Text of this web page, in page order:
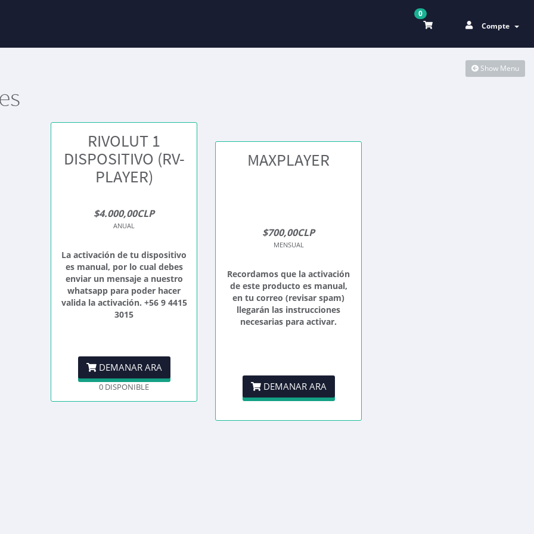
0
Compte
Show Menu
RIVOLUT 1
DISPOSITIVO (RV-
PLAYER)
$4.000,00CLP
ANUAL
La activación de tu dispositivo
es manual, por lo cual debes
enviar un mensaje a nuestro
whatsapp para poder hacer
valida la activación. +56 9 4415
3015
DEMANAR ARA
0 DISPONIBLE
MAXPLAYER
$700,00CLP
MENSUAL
Recordamos que la activación
de este producto es manual,
en tu correo (revisar spam)
llegarán las instrucciones
necesarias para activar.
DEMANAR ARA